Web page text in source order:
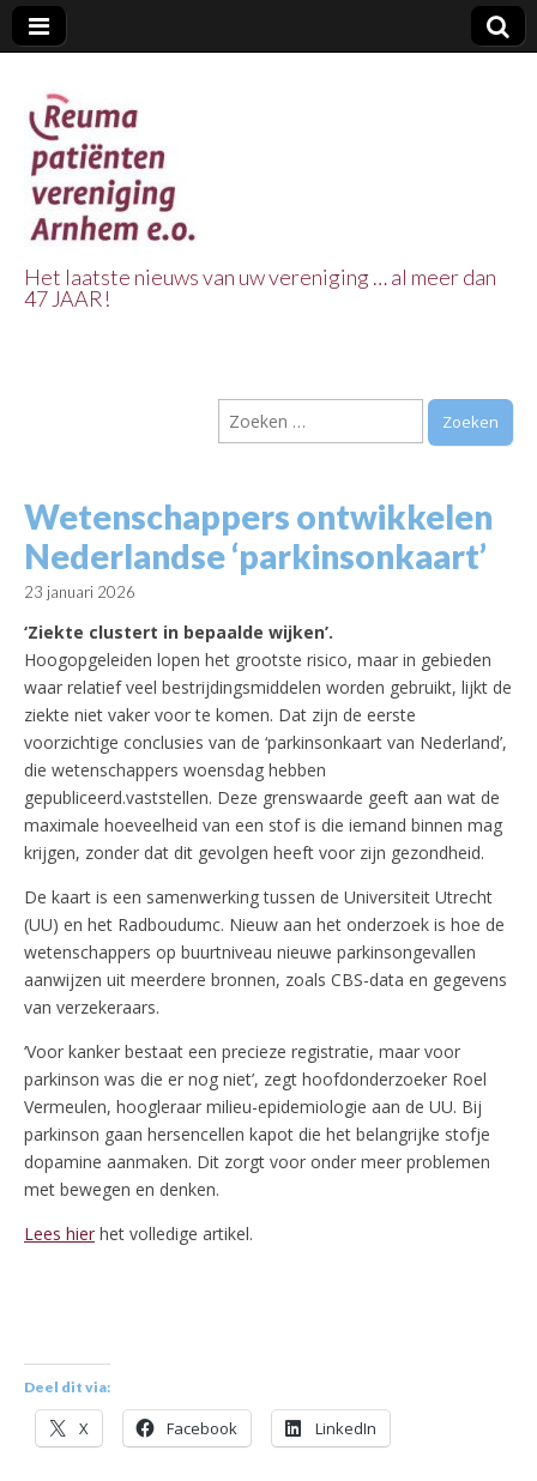
Vereniging
Arnhem e.o.
Het laatste nieuws van uw vereniging … al meer dan
47 JAAR!
Zoeken
naar:
Wetenschappers ontwikkelen
Nederlandse ‘parkinsonkaart’
23 januari 2026
‘Ziekte clustert in bepaalde wijken’.
Hoogopgeleiden lopen het grootste risico, maar in gebieden
waar relatief veel bestrijdingsmiddelen worden gebruikt, lijkt de
ziekte niet vaker voor te komen. Dat zijn de eerste
voorzichtige conclusies van de ‘parkinsonkaart van Nederland’,
die wetenschappers woensdag hebben
gepubliceerd.vaststellen. Deze grenswaarde geeft aan wat de
maximale hoeveelheid van een stof is die iemand binnen mag
krijgen, zonder dat dit gevolgen heeft voor zijn gezondheid.
De kaart is een samenwerking tussen de Universiteit Utrecht
(UU) en het Radboudumc. Nieuw aan het onderzoek is hoe de
wetenschappers op buurtniveau nieuwe parkinsongevallen
aanwijzen uit meerdere bronnen, zoals CBS-data en gegevens
van verzekeraars.
‘Voor kanker bestaat een precieze registratie, maar voor
parkinson was die er nog niet’, zegt hoofdonderzoeker Roel
Vermeulen, hoogleraar milieu-epidemiologie aan de UU. Bij
parkinson gaan hersencellen kapot die het belangrijke stofje
dopamine aanmaken. Dit zorgt voor onder meer problemen
met bewegen en denken.
Lees hier het volledige artikel.
Deel dit via:
X Facebook LinkedIn